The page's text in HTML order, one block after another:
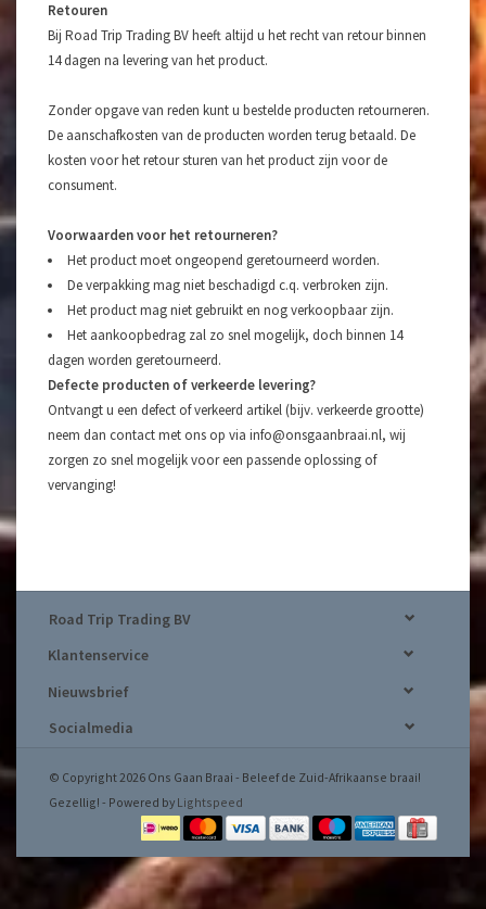
Retouren
Bij Road Trip Trading BV heeft altijd u het recht van retour binnen
14 dagen na levering van het product.
Zonder opgave van reden kunt u bestelde producten retourneren.
De aanschafkosten van de producten worden terug betaald. De
kosten voor het retour sturen van het product zijn voor de
consument.
Voorwaarden voor het retourneren?
Het product moet ongeopend geretourneerd worden.
De verpakking mag niet beschadigd c.q. verbroken zijn.
Het product mag niet gebruikt en nog verkoopbaar zijn.
Het aankoopbedrag zal zo snel mogelijk, doch binnen 14
dagen worden geretourneerd.
Defecte producten of verkeerde levering?
Ontvangt u een defect of verkeerd artikel (bijv. verkeerde grootte)
neem dan contact met ons op via info@onsgaanbraai.nl, wij
zorgen zo snel mogelijk voor een passende oplossing of
vervanging!
Road Trip Trading BV
Klantenservice
Nieuwsbrief
Socialmedia
© Copyright 2026 Ons Gaan Braai - Beleef de Zuid-Afrikaanse braai!
Gezellig! - Powered by Lightspeed